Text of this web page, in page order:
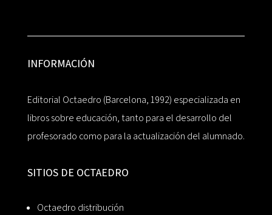
INFORMACIÓN
Editorial Octaedro (Barcelona, 1992) especializada en
libros sobre educación, tanto para el desarrollo del
profesorado como para la actualización del alumnado.
SITIOS DE OCTAEDRO
Octaedro distribución